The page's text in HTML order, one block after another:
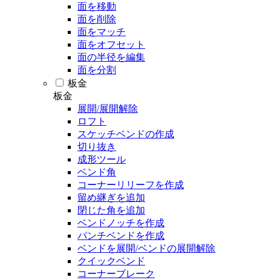
面を移動
面を削除
面をマッチ
面をオフセット
面の半径を編集
面を分割
板金
板金
展開/展開解除
ロフト
スケッチベンドの作成
切り抜き
成形ツール
ベンド角
コーナーリリーフを作成
留め継ぎを追加
閉じた角を追加
ベンドノッチを作成
パンチベンドを作成
ベンドを展開/ベンドの展開解除
クイックベンド
コーナーブレーク